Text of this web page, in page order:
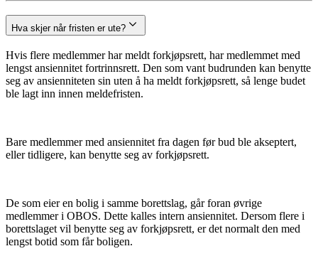
Hva skjer når fristen er ute?
Hvis flere medlemmer har meldt forkjøpsrett, har medlemmet med
lengst ansiennitet fortrinnsrett. Den som vant budrunden kan benytte
seg av ansienniteten sin uten å ha meldt forkjøpsrett, så lenge budet
ble lagt inn innen meldefristen.
Bare medlemmer med ansiennitet fra dagen før bud ble akseptert,
eller tidligere, kan benytte seg av forkjøpsrett.
De som eier en bolig i samme borettslag, går foran øvrige
medlemmer i OBOS. Dette kalles intern ansiennitet. Dersom flere i
borettslaget vil benytte seg av forkjøpsrett, er det normalt den med
lengst botid som får boligen.